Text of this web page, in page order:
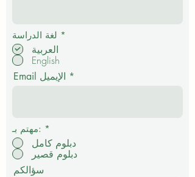
لغة الدراسة *
ي
العربية
English
Email الإيميل
مهتم بـ: *
دبلوم كامل
دبلوم قصير
سؤالكم